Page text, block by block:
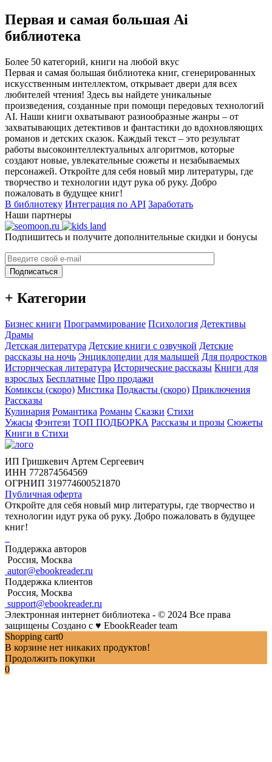
Первая и самая большая Ai
библиотека
Более 50 категорий, книги на любой вкус
Первая и самая большая библиотека книг, сгенерированных
искусственным интеллектом, открывает двери для всех
любителей чтения! Здесь вы найдете уникальные
произведения, созданные при помощи передовых технологий
AI. Наши книги охватывают разнообразные жанры – от
захватывающих детективов и фантастики до вдохновляющих
романов и детских сказок. Каждый текст – это результат
работы высокоинтеллектуальных алгоритмов, которые
создают новые, увлекательные сюжеты и незабываемых
персонажей. Откройте для себя новый мир литературы, где
творчество и технологии идут рука об руку. Добро
пожаловать в будущее книг!
В библиотеку Интеграция по API Заработать
Наши партнеры
Подпишитесь и получите дополнительные скидки и бонусы
Подписаться
+ Категории
Бизнес книги Программирование Психология Детективы
Драмы
Детская литература Детские книги с озвучкой Детские
рассказы на ночь Энциклопедии для малышей Для подростков
Историческая литература Исторические рассказы Книги для
взрослых Бесплатные Про продажи
Комиксы (скоро) Мистика Подкасты (скоро) Приключения
Рассказы
Кулинария Романтика Романы Сказки Стихи
Ужасы Фэнтези ТОП ПОДБОРКА Рассказы и прозы Сюжеты
Книги в Стихи
ИП Гришкевич Артем Сергеевич
ИНН 772874564569
ОГРНИП 319774600521870
Публичная оферта
Откройте для себя новый мир литературы, где творчество и
технологии идут рука об руку. Добро пожаловать в будущее
книг!
Поддержка авторов
Россия, Москва
autor@ebookreader.ru
Поддержка клиентов
Россия, Москва
support@ebookreader.ru
Электронная интернет библиотека - © 2024 Все права
защищены Создано с ♥ EbookReader team
Shopping cart0
В корзине нет никаких продуктов!
Продолжить покупки
0